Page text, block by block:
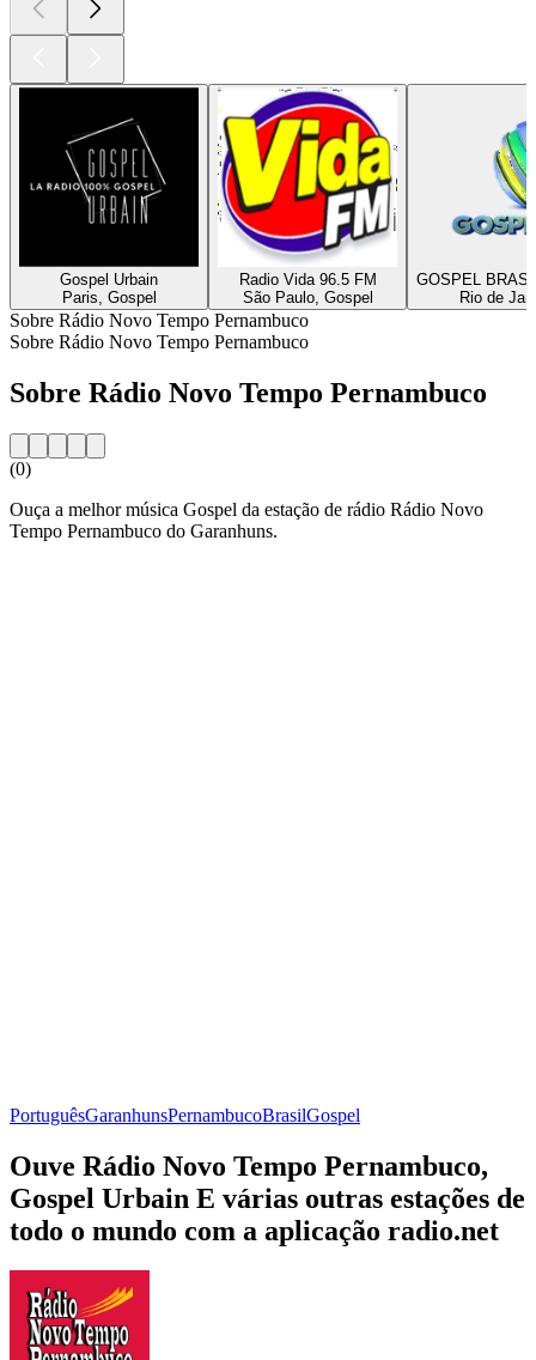
Gospel Urbain
Paris, Gospel
Radio Vida 96.5 FM
São Paulo, Gospel
GOSPEL
Rio de
Sobre Rádio Novo Tempo Pernambuco
Sobre Rádio Novo Tempo Pernambuco
Sobre Rádio Novo Tempo Pernambuco
(0)
Ouça a melhor música Gospel da estação de rádio Rádio Novo
Tempo Pernambuco do Garanhuns.
PortuguêsGaranhunsPernambucoBrasilGospel
Ouve Rádio Novo Tempo Pernambuco,
Gospel Urbain E várias outras estações de
todo o mundo com a aplicação radio.net